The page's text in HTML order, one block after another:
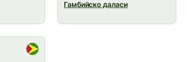
Гамбийско даласи